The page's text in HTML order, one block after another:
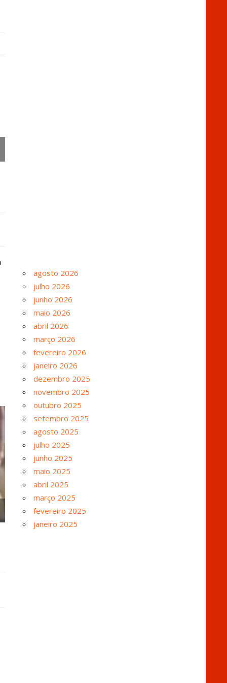
agosto 2026
julho 2026
junho 2026
maio 2026
abril 2026
março 2026
fevereiro 2026
janeiro 2026
dezembro 2025
novembro 2025
outubro 2025
setembro 2025
agosto 2025
julho 2025
junho 2025
maio 2025
abril 2025
março 2025
fevereiro 2025
janeiro 2025